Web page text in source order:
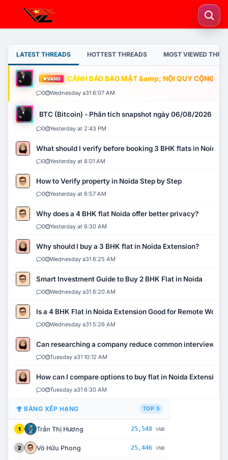
LATEST THREADS HOTTEST THREADS MOST VIEWED
VÀNG CẢNH BÁO BẢO MẬT &amp; NỘI QUY CỘNG
0 Wednesday a31 6:07 AM
BTC (Bitcoin) - Phân tích snapshot ngày 06/08/2026
0 Yesterday at 2:43 PM
What should I verify before booking 3 BHK flats in Noida?
0 Yesterday at 8:01 AM
How to Verify property in Noida Step by Step
0 Yesterday at 6:57 AM
Why does a 4 BHK flat Noida offer better privacy?
0 Yesterday at 6:30 AM
Why should I buy a 3 BHK flat in Noida Extension?
0 Wednesday a31 6:25 AM
Smart Investment Guide to Buy 2 BHK Flat in Noida
0 Wednesday a31 6:20 AM
Is a 4 BHK Flat in Noida Extension Good for Remote Work?
0 Wednesday a31 5:26 AM
Can researching a company reduce common interview
0 Tuesday a31 10:12 AM
How can I compare options to buy flat in Noida Extension?
0 Tuesday a31 6:30 AM
BẢNG XẾP HẠNG TOP 5
1 Trần Thị Hương 25,548 VNĐ
2 Võ Hữu Phong 25,446 VNĐ